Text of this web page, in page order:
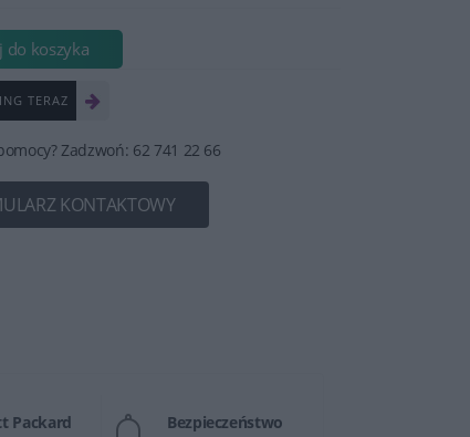
do koszyka
TERAZ
Zadzwoń: 62 741 22 66
KONTAKTOWY
Packard Bezpieczeństwo